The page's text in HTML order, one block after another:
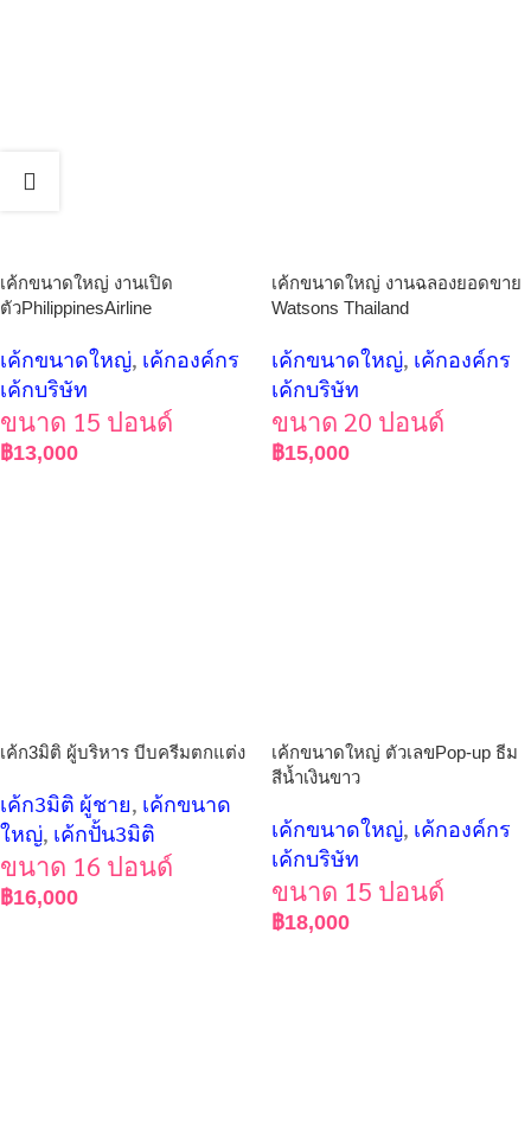
เค้กขนาดใหญ่ งานเปิด
ตัวPhilippinesAirline
เค้กขนาดใหญ่, เค้กองค์กร
เค้กบริษัท
ขนาด 15 ปอนด์
฿13,000
เค้กขนาดใหญ่ งานฉลองยอดขาย
Watsons Thailand
เค้กขนาดใหญ่, เค้กองค์กร
เค้กบริษัท
ขนาด 20 ปอนด์
฿15,000
เค้ก3มิติ ผู้บริหาร บีบครีมตกแต่ง
เค้ก3มิติ ผู้ชาย, เค้กขนาด
ใหญ่, เค้กปั้น3มิติ
ขนาด 16 ปอนด์
฿16,000
เค้กขนาดใหญ่ ตัวเลขPop-up ธีม
สีน้ำเงินขาว
เค้กขนาดใหญ่, เค้กองค์กร
เค้กบริษัท
ขนาด 15 ปอนด์
฿18,000